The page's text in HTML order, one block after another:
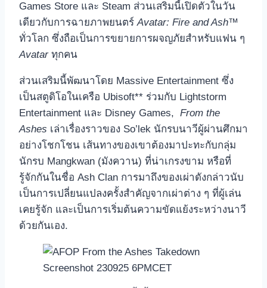
Games Store และ Steam ส่วนเสริมนี้เปิดตัวในวัน
เดียวกับการฉายภาพยนตร์Avatar: Fire and Ash™
ทั่วโลก ซึ่งถือเป็นการขยายการผจญภัยสำหรับแฟน ๆ
Avatar ทุกคน
ส่วนเสริมนี้พัฒนาโดย Massive Entertainment ซึ่ง
เป็นสตูดิโอในเครือ Ubisoft** ร่วมกับ Lightstorm
Entertainment และ Disney Games, From the
Ashes เล่าเรื่องราวของ So’lek นักรบนาวีผู้ผ่านศึกมา
อย่างโชกโชน เส้นทางของเขาต้องมาปะทะกับกลุ่ม
นักรบ Mangkwan (มังควาน) ที่น่าเกรงขาม หรือที่
รู้จักกันในชื่อ Ash Clan การมาถึงของเผ่าดังกล่าวนับ
เป็นการเปลี่ยนแปลงครั้งสำคัญจากเผ่าต่าง ๆ ที่ผู้เล่น
เคยรู้จัก และเป็นการเริ่มต้นความขัดแย้งระหว่างนาวี
ด้วยกันเอง.